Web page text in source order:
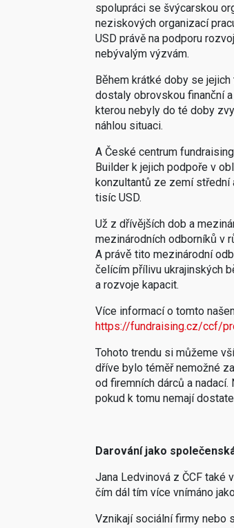
spolupráci se švýcarskou
neziskových organizací
USD právě na podporu
nebývalým výzvám.
Během krátké doby se
dostaly obrovskou finanční
kterou nebyly do té doby
náhlou situaci.
A České centrum
Builder k jejich podpoře v
konzultantů ze zemí střední
tisíc USD.
Už z dřívějších dob a
mezinárodních odborníků v
A právě tito mezinárodní
čelícím přílivu ukrajinských
a rozvoje kapacit.
Více informací o tomto
https://fundraising.cz/ccf/
Tohoto trendu si můžeme
dříve bylo téměř nemožné
od firemních dárců a
pokud k tomu nemají
Darování jako
Jana Ledvinová z ČCF také
čím dál tím více vnímáno
Vznikají sociální firmy nebo